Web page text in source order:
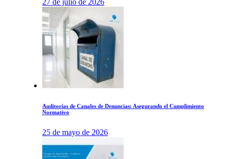
27 de julio de 2026
Auditorías de Canales de Denuncias: Asegurando el Cumplimiento
Normativo
25 de mayo de 2026